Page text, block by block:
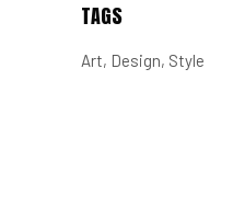
TAGS
Art Design Style